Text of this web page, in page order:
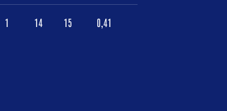
1 14 15 0,41